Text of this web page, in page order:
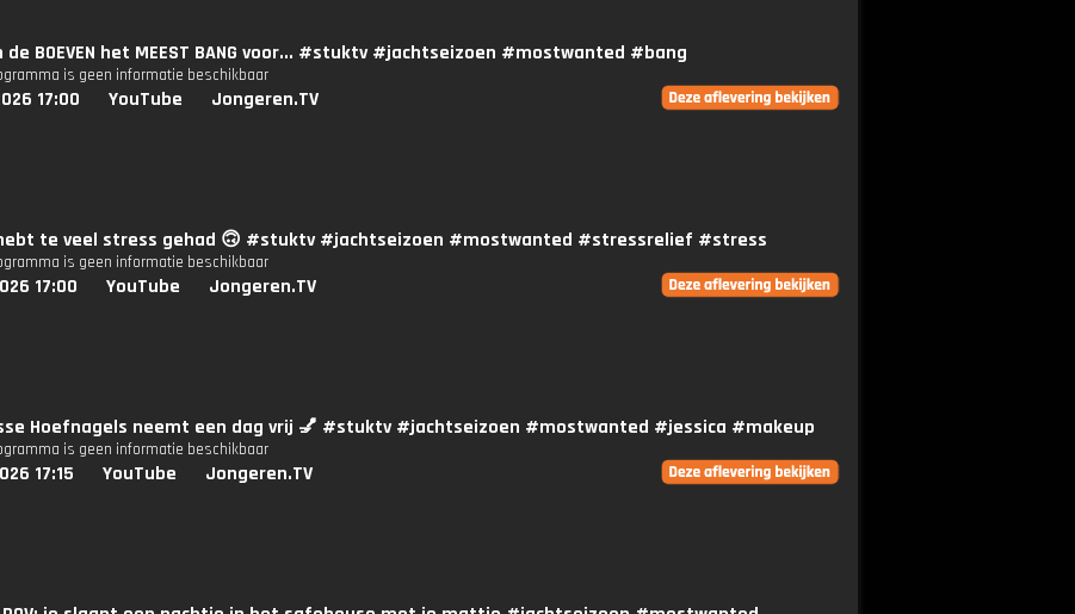
de BOEVEN het MEEST BANG voor... #stuktv #jachtseizoen #mostwanted #bang
is geen informatie beschikbaar
17:00 YouTube Jongeren.TV
hebt te veel stress gehad 🙃 #stuktv #jachtseizoen #mostwanted #stressrelief #stress
is geen informatie beschikbaar
17:00 YouTube Jongeren.TV
Hoefnagels neemt een dag vrij 💅 #stuktv #jachtseizoen #mostwanted #jessica #makeup
is geen informatie beschikbaar
17:15 YouTube Jongeren.TV